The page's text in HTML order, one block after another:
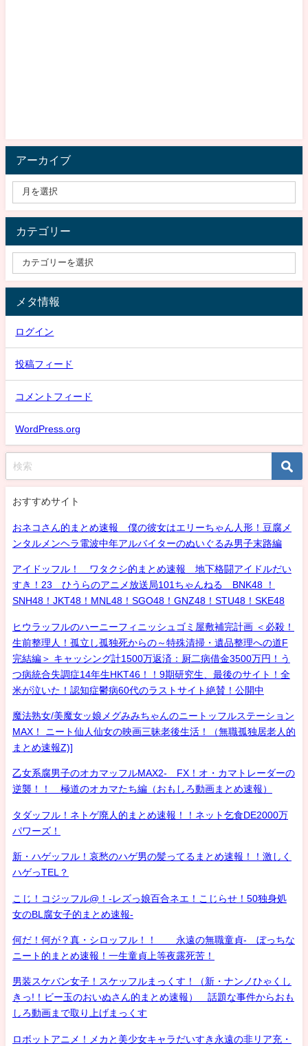
アーカイブ
カテゴリー
メタ情報
ログイン
投稿フィード
コメントフィード
WordPress.org
おすすめサイト
おネコさん的まとめ速報 僕の彼女はエリーちゃん人形！豆腐メ
ンタルメンヘラ電波中年アルバイターのぬいぐるみ男子末路編
アイドッフル！ ワタクシ的まとめ速報 地下格闘アイドルだい
すき！23 ひうらのアニメ放送局101ちゃんねる BNK48 ！
SNH48！JKT48！MNL48！SGO48！GNZ48！STU48！SKE48
ヒウラッフルのハーニーフィニッシュゴミ屋敷補完計画 ＜必殺！
生前整理人！孤立し孤独死からの～特殊清掃・遺品整理への道F
完結編＞ キャッシング計1500万返済：厨二病借金3500万円！う
つ病統合失調症14年生HKT46！！9期研究生、最後のサイト！全
米が泣いた！認知症鬱病60代のラストサイト絶賛！公開中
魔法熟女/美魔女ッ娘メグみみちゃんのニートッフルステーション
MAX！ ニート仙人仙女の映画三昧老後生活！（無職孤独居老人的
まとめ速報Z)]
乙女系腐男子のオカマッフルMAX2- FX！オ・カマトレーダーの
逆襲！！ 極道のオカマたち編（おもしろ動画まとめ速報）
タダッフル！ネトゲ廃人的まとめ速報！！ネット乞食DE2000万
パワーズ！
新・ハゲッフル！哀愁のハゲ男の髪ってるまとめ速報！！激しく
ハゲっTEL？
こじ！コジッフル@！-レズっ娘百合ネエ！こじらせ！50独身処
女のBL腐女子的まとめ速報-
何だ！何が？真・シロッフル！！ 永遠の無職童貞- ぼっちな
ニート的まとめ速報！一生童貞上等夜露死苦！
男装スケバン女子！スケッフルまっくす！（新・ナンノひゃくし
きっ!！ビー玉のおいぬさん的まとめ速報） 話題な事件からおも
しろ動画まで取り上げまっくす
ロボットアニメ！メカと美少女キャラだいすき永遠の非リア充・